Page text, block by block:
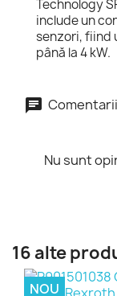
Technology
include un
senzori, fiind
până la 4 kW.
Nu sunt
16 alte
NOU